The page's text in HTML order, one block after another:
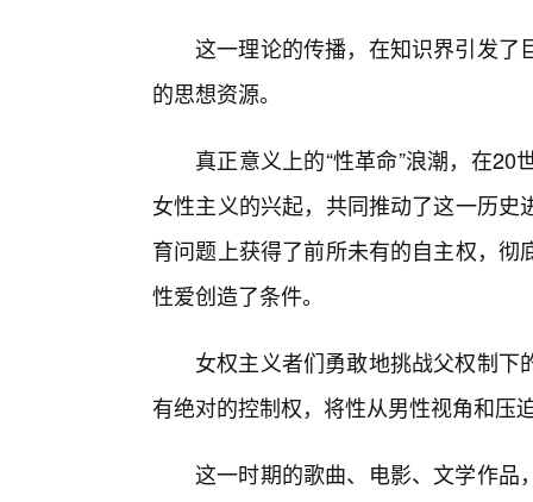
这一理论的传播，在知识界引发了
的思想资源。
真正意义上的“性革命”浪潮，在
女性主义的兴起，共同推动了这一历
育问题上获得了前所未有的自主权，
性爱创造了条件。
女权主义者们勇敢地挑战父权制
有绝对的控制权，将性从男性视角和压
这一时期的歌曲、电影、文学作品